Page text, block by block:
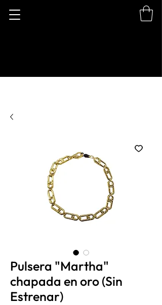
Pulsera "Martha"
chapada en oro (Sin
Estrenar)